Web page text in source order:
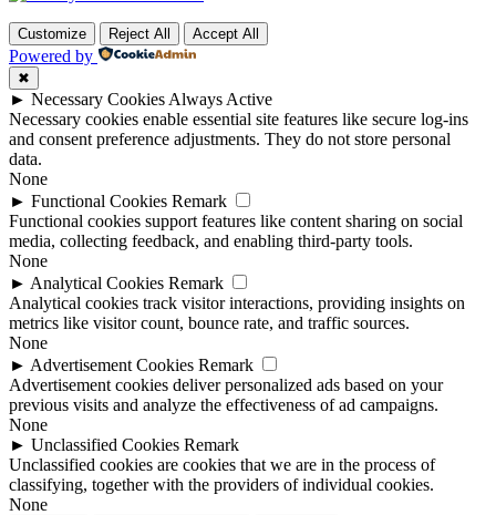
Customize Reject All Accept All
Powered by
✖
► Necessary Cookies Always Active
Necessary cookies enable essential site features like secure log-ins
and consent preference adjustments. They do not store personal
data.
None
► Functional Cookies Remark
Functional cookies support features like content sharing on social
media, collecting feedback, and enabling third-party tools.
None
► Analytical Cookies Remark
Analytical cookies track visitor interactions, providing insights on
metrics like visitor count, bounce rate, and traffic sources.
None
► Advertisement Cookies Remark
Advertisement cookies deliver personalized ads based on your
previous visits and analyze the effectiveness of ad campaigns.
None
► Unclassified Cookies Remark
Unclassified cookies are cookies that we are in the process of
classifying, together with the providers of individual cookies.
None